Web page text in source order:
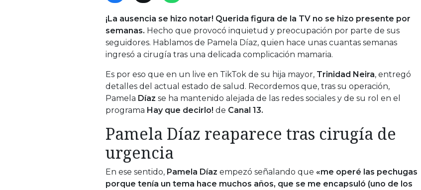
¡La ausencia se hizo notar! Querida figura de la TV no se hizo presente por
semanas. Hecho que provocó inquietud y preocupación por parte de sus
seguidores. Hablamos de Pamela Díaz, quien hace unas cuantas semanas
ingresó a cirugía tras una delicada complicación mamaria.
Es por eso que en un live en TikTok de su hija mayor, Trinidad Neira, entregó
detalles del actual estado de salud. Recordemos que, tras su operación,
Pamela Díaz se ha mantenido alejada de las redes sociales y de su rol en el
programa Hay que decirlo! de Canal 13.
Pamela Díaz reaparece tras cirugía de
urgencia
En ese sentido, Pamela Díaz empezó señalando que «me operé las pechugas
porque tenía un tema hace muchos años, que se me encapsuló (uno de los